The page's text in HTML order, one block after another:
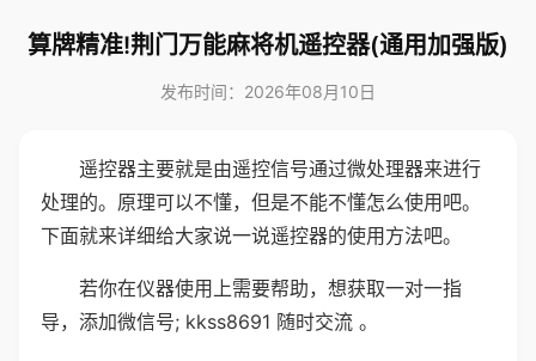
算牌精准!荆门万能麻将机遥控器(通用加强版)
发布时间：2026年08月10日
遥控器主要就是由遥控信号通过微处理器来进行
处理的。原理可以不懂，但是不能不懂怎么使用吧。
下面就来详细给大家说一说遥控器的使用方法吧。
若你在仪器使用上需要帮助，想获取一对一指
导，添加微信号; kkss8691 随时交流 。